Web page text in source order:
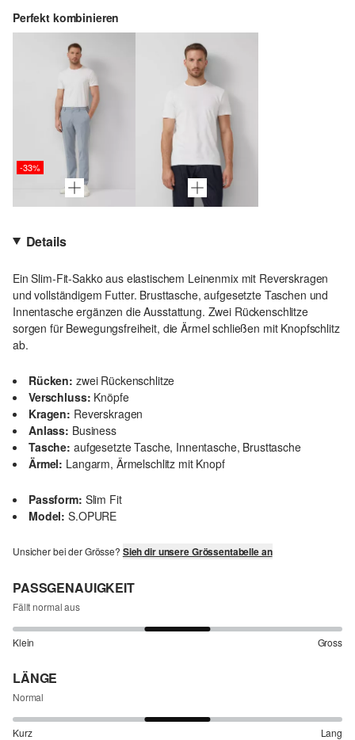
Perfekt kombinieren
-33%
Details
Ein Slim-Fit-Sakko aus elastischem Leinenmix mit Reverskragen
und vollständigem Futter. Brusttasche, aufgesetzte Taschen und
Innentasche ergänzen die Ausstattung. Zwei Rückenschlitze
sorgen für Bewegungsfreiheit, die Ärmel schließen mit Knopfschlitz
ab.
Rücken: zwei Rückenschlitze
Verschluss: Knöpfe
Kragen: Reverskragen
Anlass: Business
Tasche: aufgesetzte Tasche, Innentasche, Brusttasche
Ärmel: Langarm, Ärmelschlitz mit Knopf
Passform: Slim Fit
Model: S.OPURE
Unsicher bei der Grösse? Sieh dir unsere Grössentabelle an
PASSGENAUIGKEIT
Fällt normal aus
Klein Gross
LÄNGE
Normal
Kurz Lang